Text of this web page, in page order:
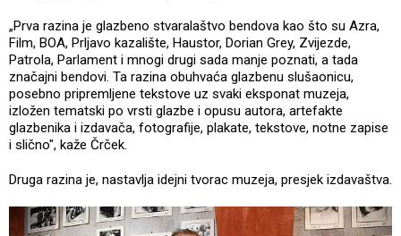
„Prva razina je glazbeno stvaralaštvo bendova kao što su Azra,
Film, BOA, Prljavo kazalište, Haustor, Dorian Grey, Zvijezde,
Patrola, Parlament i mnogi drugi sada manje poznati, a tada
značajni bendovi. Ta razina obuhvaća glazbenu slušaonicu,
posebno pripremljene tekstove uz svaki eksponat muzeja,
izložen tematski po vrsti glazbe i opusu autora, artefakte
glazbenika i izdavača, fotografije, plakate, tekstove, notne zapise
i slično", kaže Črček.
Druga razina je, nastavlja idejni tvorac muzeja, presjek izdavaštva.